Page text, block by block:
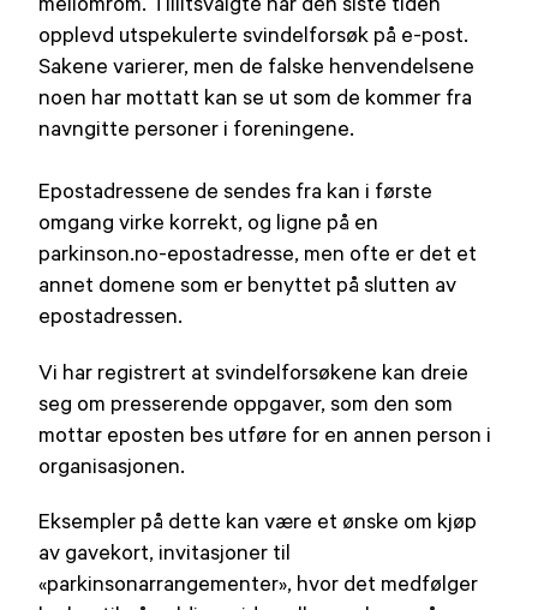
opplevd utspekulerte svindelforsøk på e-post.
Sakene varierer, men de falske henvendelsene
noen har mottatt kan se ut som de kommer fra
navngitte personer i foreningene.
Epostadressene de sendes fra kan i første
omgang virke korrekt, og ligne på en
parkinson.no-epostadresse, men ofte er det et
annet domene som er benyttet på slutten av
epostadressen.
Vi har registrert at svindelforsøkene kan dreie
seg om presserende oppgaver, som den som
mottar eposten bes utføre for en annen person i
organisasjonen.
Eksempler på dette kan være et ønske om kjøp
av gavekort, invitasjoner til
«parkinsonarrangementer», hvor det medfølger